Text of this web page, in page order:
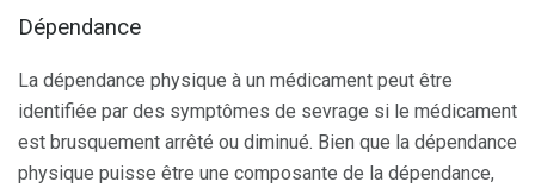
Dépendance
La dépendance physique à un médicament peut être
identifiée par des symptômes de sevrage si le médicament
est brusquement arrêté ou diminué. Bien que la dépendance
physique puisse être une composante de la dépendance,